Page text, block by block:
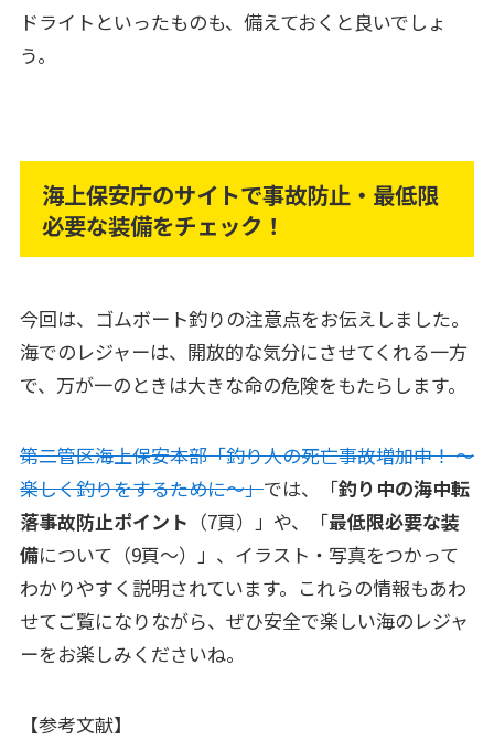
ドライトといったものも、備えておくと良いでしょ
う。
海上保安庁のサイトで事故防止・最低限
必要な装備をチェック！
今回は、ゴムボート釣りの注意点をお伝えしました。
海でのレジャーは、開放的な気分にさせてくれる一方
で、万が一のときは大きな命の危険をもたらします。
第二管区海上保安本部「釣り人の死亡事故増加中！ ～
楽しく釣りをするために～」では、「釣り中の海中転
落事故防止ポイント （7頁）」や、「最低限必要な装
備について（9頁～）」、イラスト・写真をつかって
わかりやすく説明されています。これらの情報もあわ
せてご覧になりながら、ぜひ安全で楽しい海のレジャ
ーをお楽しみくださいね。
【参考文献】